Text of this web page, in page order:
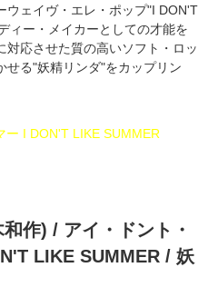
ウェイヴ・エレ・ポップ"I DON'T
ィー・メイカーとしての才能を
応させた質の高いソフト・ロッ
せる"妖精リンダ"をカップリン
ー I DON'T LIKE SUMMER
作) / アイ・ドント・
LIKE SUMMER / 妖